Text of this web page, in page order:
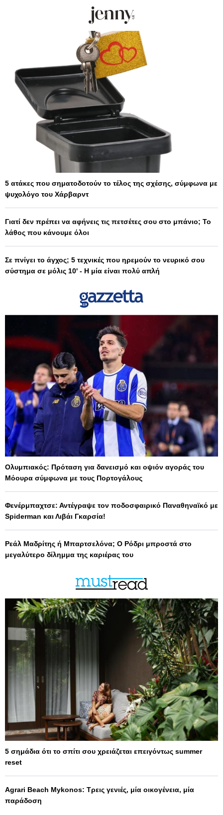
5 ατάκες που σηματοδοτούν το τέλος της σχέσης, σύμφωνα με
ψυχολόγο του Χάρβαρντ
Γιατί δεν πρέπει να αφήνεις τις πετσέτες σου στο μπάνιο; Το
λάθος που κάνουμε όλοι
Σε πνίγει το άγχος; 5 τεχνικές που ηρεμούν το νευρικό σου
σύστημα σε μόλις 10' - Η μία είναι πολύ απλή
Ολυμπιακός: Πρόταση για δανεισμό και οψιόν αγοράς του
Μόουρα σύμφωνα με τους Πορτογάλους
Φενέρμπαχτσε: Αντέγραψε τον ποδοσφαιρικό Παναθηναϊκό με
Spiderman και Λιβάι Γκαρσία!
Ρεάλ Μαδρίτης ή Μπαρτσελόνα; Ο Ρόδρι μπροστά στο
μεγαλύτερο δίλημμα της καριέρας του
5 σημάδια ότι το σπίτι σου χρειάζεται επειγόντως summer
reset
Agrari Beach Mykonos: Τρεις γενιές, μία οικογένεια, μία
παράδοση